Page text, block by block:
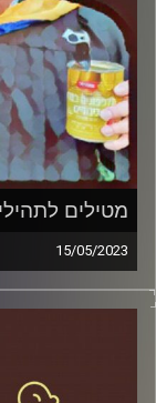
מטילים
15/05/2023
המערכת
דוד ופרופסור